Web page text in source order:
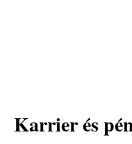
Karrier és